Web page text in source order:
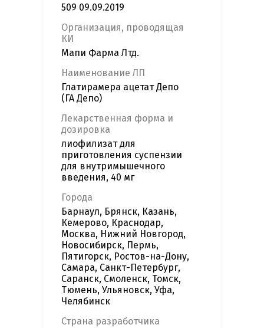
509 09.09.2019
Организация, проводящая
КИ
Мапи Фарма Лтд.
Наименование ЛП
Глатирамера ацетат Депо
(ГА Депо)
Лекарственная форма и
дозировка
лиофилизат для
приготовления суспензии
для внутримышечного
введения, 40 мг
Города
Барнаул, Брянск, Казань,
Кемерово, Краснодар,
Москва, Нижний Новгород,
Новосибирск, Пермь,
Пятигорск, Ростов-на-Дону,
Самара, Санкт-Петербург,
Саранск, Смоленск, Томск,
Тюмень, Ульяновск, Уфа,
Челябинск
Страна разработчика